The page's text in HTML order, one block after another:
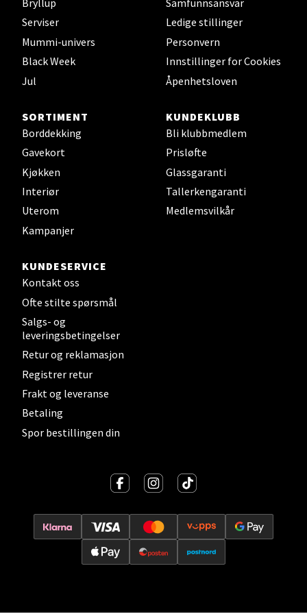
Bryllup
Serviser
Mummi-univers
Black Week
Jul
Samfunnsansvar
Ledige stillinger
Personvern
Innstillinger for Cookies
Åpenhetsloven
SORTIMENT
Borddekking
Gavekort
Kjøkken
Interiør
Uterom
Kampanjer
KUNDEKLUBB
Bli klubbmedlem
Prisløfte
Glassgaranti
Tallerkengaranti
Medlemsvilkår
KUNDESERVICE
Kontakt oss
Ofte stilte spørsmål
Salgs- og
leveringsbetingelser
Retur og reklamasjon
Registrer retur
Frakt og leveranse
Betaling
Spor bestillingen din
Leirvik - Stord
0 i butikk
Oslo - Thon Senter Storo
Åpent i dag 10-21
0 i butikk
Lillehammer - Strandtorget
Strandtorget, 2609 Lillehammer
Velg